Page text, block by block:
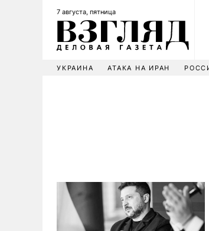
7 августа, пятница
УКРАИНА АТАКА НА ИРАН